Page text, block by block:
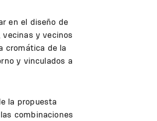
en el diseño de
y vecinos
cromática de la
y vinculados a
la propuesta
combinaciones